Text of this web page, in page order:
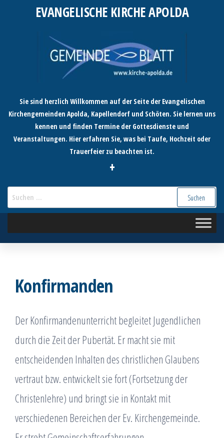
EVANGELISCHE KIRCHE APOLDA
Sie sind herzlich Willkommen auf der Seite der Evangelischen
Kirchengemeinden Apolda, Kapellendorf und Schöten. Sie lernen uns
kennen und finden Termine der Gottesdienste und
Veranstaltungen. Hier erfahren Sie, was bei Taufe, Hochzeit oder
Trauerfeier zu beachten ist.
+
Konfirmanden
Der Konfirmandenunterricht begleitet Jugendlichen
durch die Zeit der Pubertät. Er macht sie mit
entscheidenden Inhalten des christlichen Glaubens
vertraut bzw. entwickelt sie fort (Fortsetzung der
Christenlehre) und bringt sie in Kontakt mit
verschiedenen Bereichen der Ev. Kirchengemeinde.